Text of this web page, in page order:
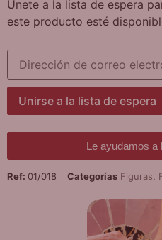
Únete a la lista de espera
este producto esté
Introduce
dirección
de
correo
para
a
lista
espera
Unirse a la lista de espera
Le ayudamos a
Ref: 01/018 Categorías Figuras